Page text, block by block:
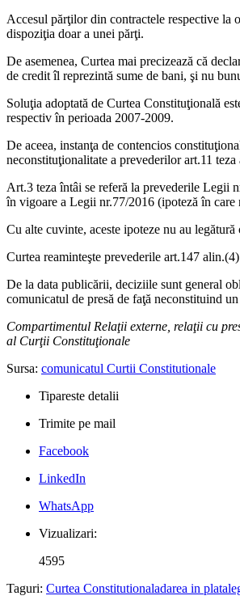
Accesul părţilor din contractele respective la
dispoziţia doar a unei părţi.
De asemenea, Curtea mai precizează că
de credit îl reprezintă sume de bani, şi nu
Soluţia adoptată de Curtea Constituţională
respectiv în perioada 2007-2009.
De aceea, instanţa de contencios
neconstituţionalitate a prevederilor art.11
Art.3 teza întâi se referă la prevederile Legii
în vigoare a Legii nr.77/2016 (ipoteză în care
Cu alte cuvinte, aceste ipoteze nu au
Curtea reaminteşte prevederile art.147
De la data publicării, deciziile sunt general
comunicatul de presă de faţă neconstituind
Compartimentul Relaţii externe, relaţii cu
al Curţii Constituţionale
Sursa: comunicatul Curtii Constitutionale
Tipareste detalii
Trimite pe mail
Facebook
LinkedIn
WhatsApp
Vizualizari:
4595
Taguri: Curtea Constitutionaladarea in plata